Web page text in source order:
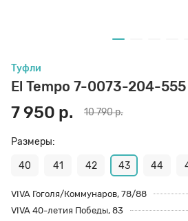
Туфли
El Tempo 7-0073-204-555
7 950 р. 10 790 р.
Размеры:
40 41 42 43 44
VIVA Гоголя/Коммунаров, 78/88
VIVA 40-летия Победы, 83
8 den
Полустельки
Пропитка
Пяткоудерживатели
Растяжитель и Очиститель